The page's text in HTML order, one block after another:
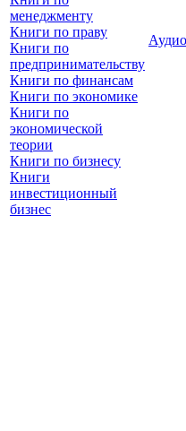
менеджменту
Книги по праву
Книги по
предпринимательству
Книги по финансам
Книги по экономике
Книги по
экономической
теории
Книги по бизнесу
Книги
инвестиционный
бизнес